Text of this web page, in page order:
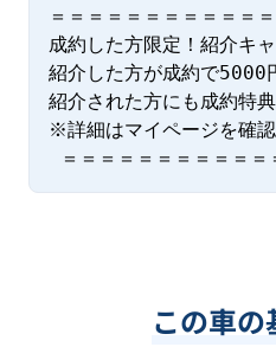
＝＝＝＝＝＝＝＝＝＝＝
成約した方限定！紹介キ
紹介した方が成約で5000
紹介された方にも成約特
※詳細はマイページを確
＝＝＝＝＝＝＝＝＝＝＝
この車